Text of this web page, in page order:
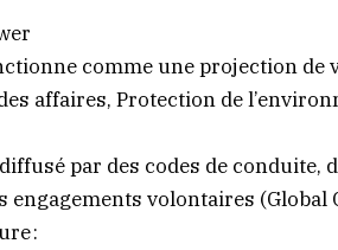
comme une projection de
affaires, Protection de
par des codes de conduite,
engagements volontaires (Global
: